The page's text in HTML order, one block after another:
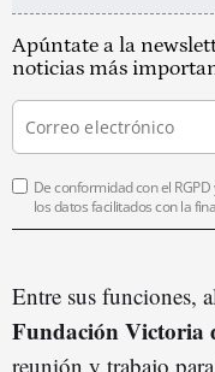
Apúntate a la
noticias más
De conformidad con el RGPD
los datos facilitados con la
Entre sus funciones,
Fundación Victoria
reunión y trabajo